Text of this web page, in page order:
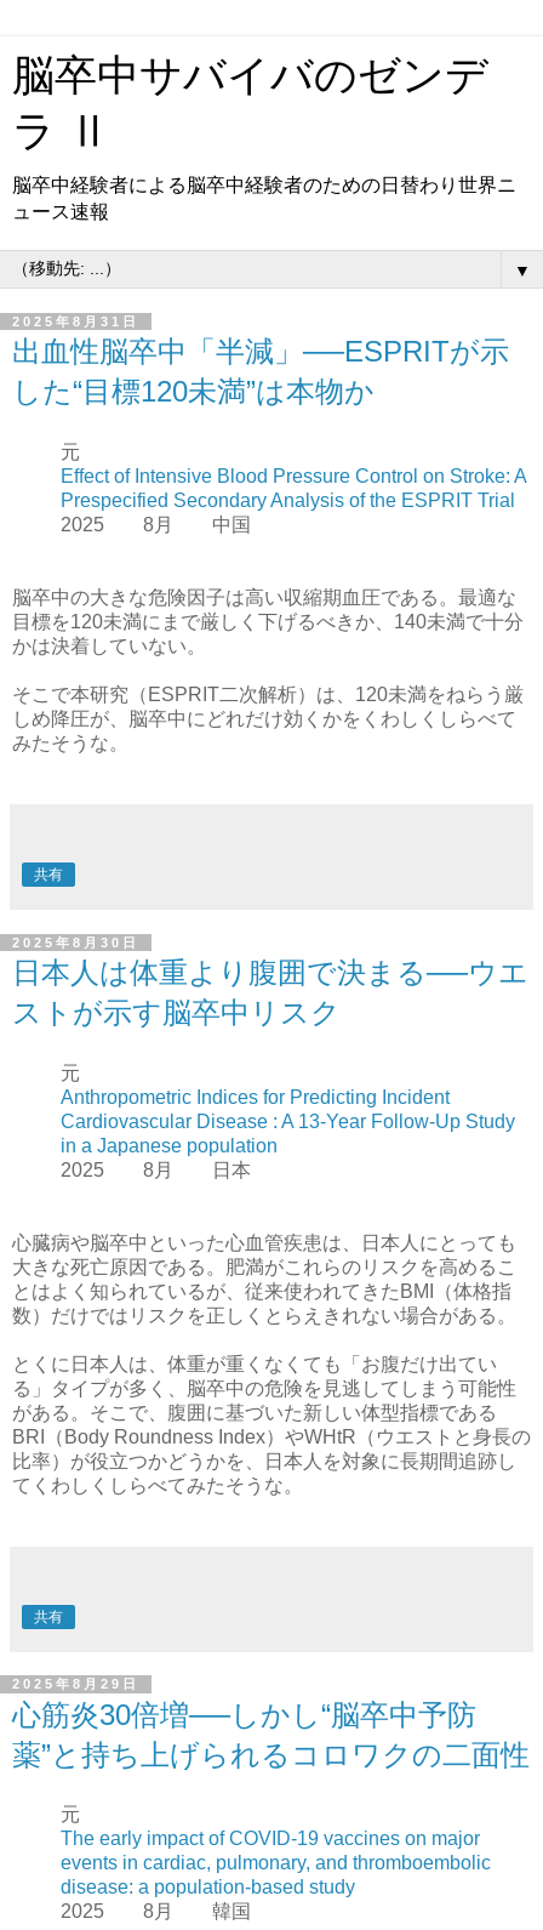
脳卒中サバイバのゼンデ
ラ Ⅱ
脳卒中経験者による脳卒中経験者のための日替わり世界ニ
ュース速報
▼
2025年8月31日
出血性脳卒中「半減」──ESPRITが示
した“目標120未満”は本物か
元
Effect of Intensive Blood Pressure Control on Stroke: A
Prespecified Secondary Analysis of the ESPRIT Trial
2025 8月 中国
脳卒中の大きな危険因子は高い収縮期血圧である。最適な
目標を120未満にまで厳しく下げるべきか、140未満で十分
かは決着していない。
そこで本研究（ESPRIT二次解析）は、120未満をねらう厳
しめ降圧が、脳卒中にどれだけ効くかをくわしくしらべて
みたそうな。
共有
2025年8月30日
日本人は体重より腹囲で決まる──ウエ
ストが示す脳卒中リスク
元
Anthropometric Indices for Predicting Incident
Cardiovascular Disease : A 13-Year Follow-Up Study
in a Japanese population
2025 8月 日本
心臓病や脳卒中といった心血管疾患は、日本人にとっても
大きな死亡原因である。肥満がこれらのリスクを高めるこ
とはよく知られているが、従来使われてきたBMI（体格指
数）だけではリスクを正しくとらえきれない場合がある。
とくに日本人は、体重が重くなくても「お腹だけ出てい
る」タイプが多く、脳卒中の危険を見逃してしまう可能性
がある。そこで、腹囲に基づいた新しい体型指標である
BRI（Body Roundness Index）やWHtR（ウエストと身長の
比率）が役立つかどうかを、日本人を対象に長期間追跡し
てくわしくしらべてみたそうな。
共有
2025年8月29日
心筋炎30倍増──しかし“脳卒中予防
薬”と持ち上げられるコロワクの二面性
元
The early impact of COVID-19 vaccines on major
events in cardiac, pulmonary, and thromboembolic
disease: a population-based study
2025 8月 韓国